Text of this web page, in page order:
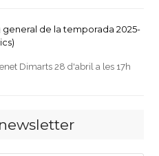
general de la temporada 2025-
Dimarts 28 d'abril a les 17h